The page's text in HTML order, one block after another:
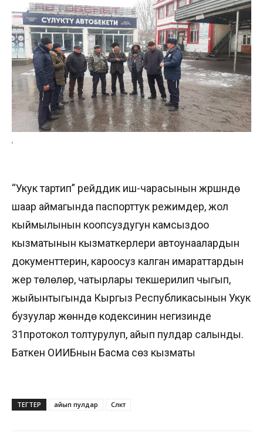
,
“Укук тартип” рейддик иш-чарасынын жүрүшүндө
шаар аймагында паспорттук режимдер, жол
кыймылынын коопсуздугун камсыздоо
кызматынын кызматкерлери автоунаалардын
документтерин, кароосуз калган имараттардын
жер төлөлөрү, чатырлары текшерилип чыгып,
жыйынтыгында Кыргыз Республикасынын Укук
бузуулар жөнүндө кодексинин негизинде
31протокол толтурулуп, айып пулдар салынды.
Баткен ОИИБнын Басма сөз кызматы
ТЕГТЕР айып пулдар Сүлүктү